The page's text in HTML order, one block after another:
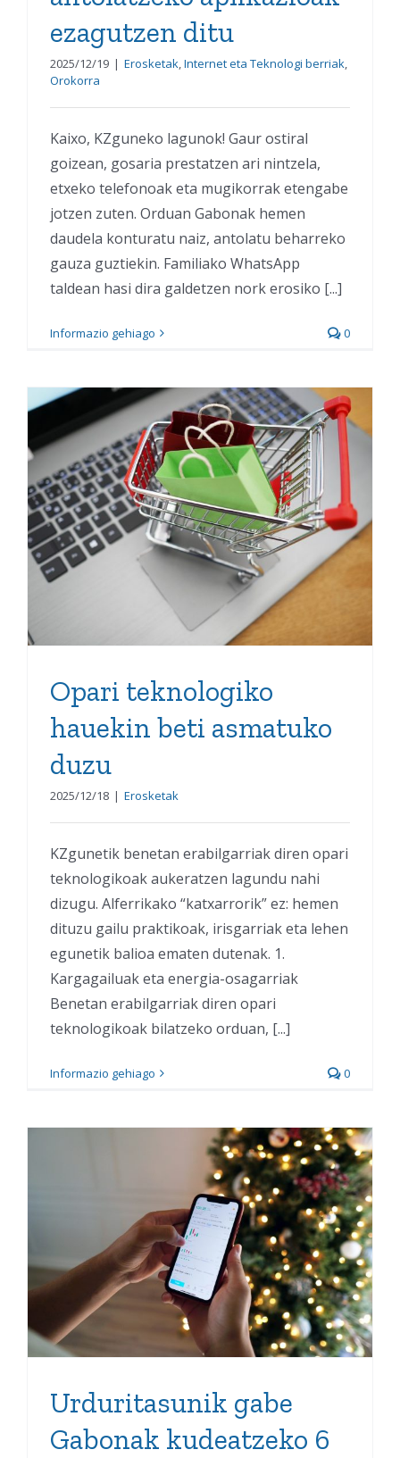
ezagutzen ditu
2025/12/19 | Erosketak,Internet eta Teknologi berriak,
Orokorra
Kaixo, KZguneko lagunok! Gaur ostiral
goizean, gosaria prestatzen ari nintzela,
etxeko telefonoak eta mugikorrak etengabe
jotzen zuten. Orduan Gabonak hemen
daudela konturatu naiz, antolatu beharreko
gauza guztiekin. Familiako WhatsApp
taldean hasi dira galdetzen nork erosiko [...]
Informazio gehiago 0
Opari teknologiko
hauekin beti asmatuko
duzu
Opari teknologiko
hauekin beti asmatuko
duzu
2025/12/18 | Erosketak
KZgunetik benetan erabilgarriak diren opari
teknologikoak aukeratzen lagundu nahi
dizugu. Alferrikako “katxarrorik” ez: hemen
dituzu gailu praktikoak, irisgarriak eta lehen
egunetik balioa ematen dutenak. 1.
Kargagailuak eta energia-osagarriak
Benetan erabilgarriak diren opari
teknologikoak bilatzeko orduan, [...]
Informazio gehiago 0
Urduritasunik gabe
Gabonak kudeatzeko 6
ezinbesteko aplikazio
Urduritasunik gabe
Gabonak kudeatzeko 6